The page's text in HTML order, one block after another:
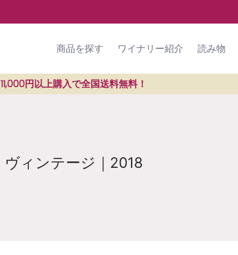
商品を探す ワイナリー紹介 読み物
11,000円以上購入で全国送料無料！
ヴィンテージ｜2018